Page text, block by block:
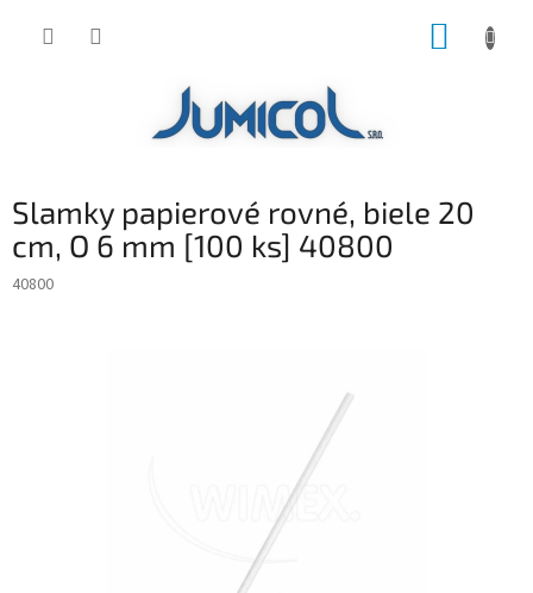
Slamky papierové rovné, biele 20
cm, O 6 mm [100 ks] 40800
40800